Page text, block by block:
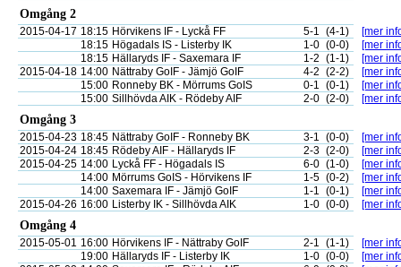
Omgång 2
2015-04-17 18:15 Hörvikens IF - Lyckå FF 5-1 (4-1)
[mer
18:15 Högadals IS - Listerby IK 1-0 (0-0)
[mer
18:15 Hällaryds IF - Saxemara IF 1-2 (1-1)
[mer
2015-04-18 14:00 Nättraby GoIF - Jämjö GoIF 4-2 (2-2)
[mer
15:00 Ronneby BK - Mörrums GoIS 0-1 (0-1)
[mer
15:00 Sillhövda AIK - Rödeby AIF 2-0 (2-0) [mer
Omgång 3
2015-04-23 18:45 Nättraby GoIF - Ronneby BK 3-1 (0-0)
[mer
2015-04-24 18:45 Rödeby AIF - Hällaryds IF 2-3 (2-0)
[mer
2015-04-25 14:00 Lyckå FF - Högadals IS 6-0 (1-0)
[mer
14:00 Mörrums GoIS - Hörvikens IF 1-5 (0-2)
[mer
14:00 Saxemara IF - Jämjö GoIF 1-1 (0-1)
[mer
2015-04-26 16:00 Listerby IK - Sillhövda AIK 1-0 (0-0) [mer
Omgång 4
2015-05-01 16:00 Hörvikens IF - Nättraby GoIF 2-1 (1-1)
[mer
19:00 Hällaryds IF - Listerby IK 1-0 (0-0)
[mer